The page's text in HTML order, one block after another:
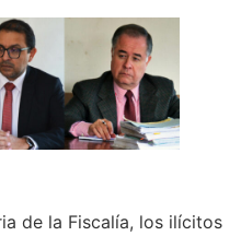
de la Fiscalía, los ilícitos